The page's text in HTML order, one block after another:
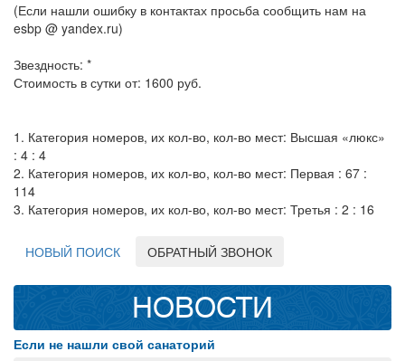
(Если нашли ошибку в контактах просьба сообщить нам на
esbp @ yandex.ru)
Звездность: *
Стоимость в сутки от: 1600 руб.
1. Категория номеров, их кол-во, кол-во мест: Высшая «люкс»
: 4 : 4
2. Категория номеров, их кол-во, кол-во мест: Первая : 67 :
114
3. Категория номеров, их кол-во, кол-во мест: Третья : 2 : 16
НОВЫЙ ПОИСК ОБРАТНЫЙ ЗВОНОК
НОВОСТИ
Если не нашли свой санаторий